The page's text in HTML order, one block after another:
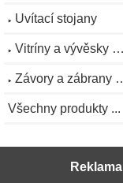
Uvítací stojany
Vitríny a vývěsky …
Závory a zábrany …
Všechny produkty ...
Reklama